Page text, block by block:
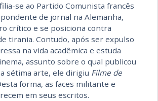
se ao Partido Comunista francês
de jornal na Alemanha,
crítico e se posiciona contra
tirania. Contudo, após ser expulso
na vida acadêmica e estuda
assunto sobre o qual publicou
sétima arte, ele dirigiu Filme de
forma, as faces militante e
em seus escritos.